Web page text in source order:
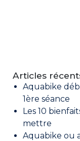
Articles
Aquabike
1ère séance
Les 10
mettre
Aquabike ou